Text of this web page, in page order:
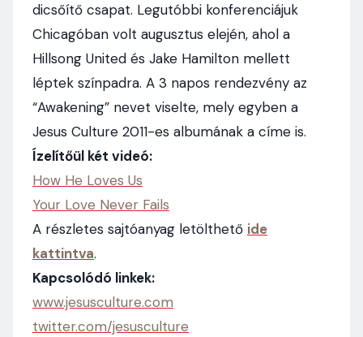
dicsőítő csapat. Legutóbbi konferenciájuk
Chicagóban volt augusztus elején, ahol a
Hillsong United és Jake Hamilton mellett
léptek színpadra. A 3 napos rendezvény az
“Awakening” nevet viselte, mely egyben a
Jesus Culture 2011-es albumának a címe is.
Ízelítőül két videó:
How He Loves Us
Your Love Never Fails
A részletes sajtóanyag letölthető ide
kattintva.
Kapcsolódó linkek:
www.jesusculture.com
twitter.com/jesusculture